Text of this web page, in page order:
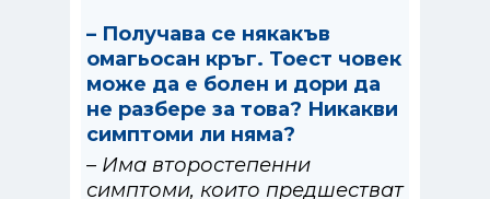
– Получава се някакъв
омагьосан кръг. Тоест човек
може да е болен и дори да
не разбере за това? Никакви
симптоми ли няма?
– Има второстепенни
симптоми, които предшестват